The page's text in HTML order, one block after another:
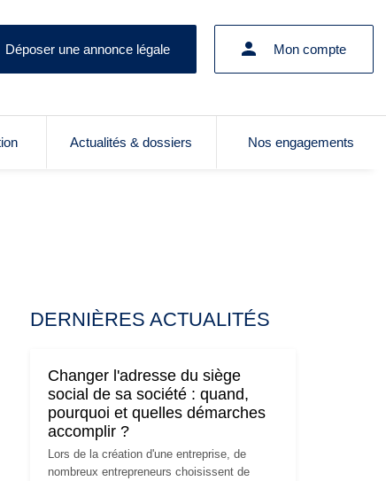
Déposer une annonce légale Mon compte
Actualités & dossiers Nos engagements
DERNIÈRES ACTUALITÉS
Changer l'adresse du siège
social de sa société : quand,
pourquoi et quelles démarches
accomplir ?
Lors de la création d'une entreprise, de
nombreux entrepreneurs choisissent de